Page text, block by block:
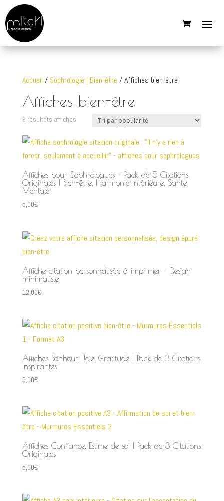
Accueil / Sophrologie | Bien-être / Affiches bien-être
Affiches bien-être
9 résultats affichésTrié
popularité
Affiches pour Sophrologues – Pack de 5 Citations
Originales | Bien-être, Harmonie Intérieure, Santé
Mentale
5,00€
Affiche citation personnalisée à imprimer – Design
minimaliste
12,00€
Affiches Bonheur, Joie, Gratitude | Pack de 3 Citations
Inspirantes
5,00€
Affiches Confiance, Estime de soi | Pack de 3 Citations
Originales
5,00€